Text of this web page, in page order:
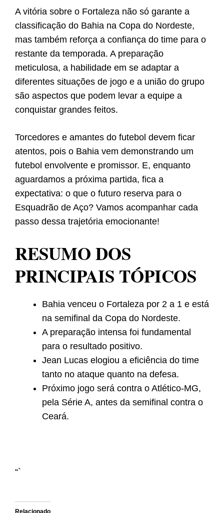
A vitória sobre o Fortaleza não só garante a
classificação do Bahia na Copa do Nordeste,
mas também reforça a confiança do time para o
restante da temporada. A preparação
meticulosa, a habilidade em se adaptar a
diferentes situações de jogo e a união do grupo
são aspectos que podem levar a equipe a
conquistar grandes feitos.
Torcedores e amantes do futebol devem ficar
atentos, pois o Bahia vem demonstrando um
futebol envolvente e promissor. E, enquanto
aguardamos a próxima partida, fica a
expectativa: o que o futuro reserva para o
Esquadrão de Aço? Vamos acompanhar cada
passo dessa trajetória emocionante!
RESUMO DOS
PRINCIPAIS TÓPICOS
Bahia venceu o Fortaleza por 2 a 1 e está
na semifinal da Copa do Nordeste.
A preparação intensa foi fundamental
para o resultado positivo.
Jean Lucas elogiou a eficiência do time
tanto no ataque quanto na defesa.
Próximo jogo será contra o Atlético-MG,
pela Série A, antes da semifinal contra o
Ceará.
“`